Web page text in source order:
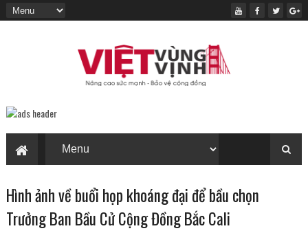
Hình ảnh về buổi họp khoáng đại để bầu chọn
Trưởng Ban Bầu Cử Cộng Đồng Bắc Cali